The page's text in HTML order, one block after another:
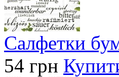
Салфетки
54 грн